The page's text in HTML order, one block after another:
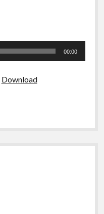
00:00
Download